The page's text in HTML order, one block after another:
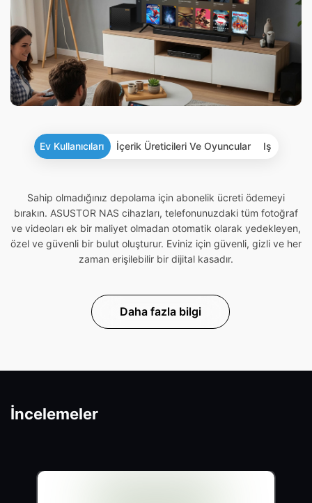
Ev Kullanıcıları İçerik Üreticileri Ve Oyuncular Iş
Sahip olmadığınız depolama için abonelik ücreti ödemeyi
bırakın. ASUSTOR NAS cihazları, telefonunuzdaki tüm fotoğraf
ve videoları ek bir maliyet olmadan otomatik olarak yedekleyen,
özel ve güvenli bir bulut oluşturur. Eviniz için güvenli, gizli ve her
zaman erişilebilir bir dijital kasadır.
Daha fazla bilgi
İncelemeler